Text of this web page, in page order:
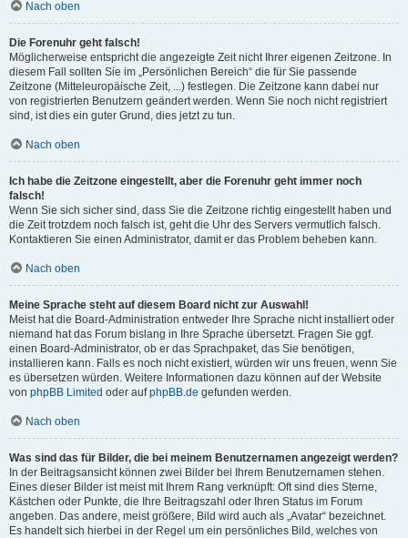
Nach oben
Die Forenuhr geht falsch!
Möglicherweise entspricht die angezeigte Zeit nicht Ihrer eigenen Zeitzone. In
diesem Fall sollten Sie im „Persönlichen Bereich“ die für Sie passende
Zeitzone (Mitteleuropäische Zeit, ...) festlegen. Die Zeitzone kann dabei nur
von registrierten Benutzern geändert werden. Wenn Sie noch nicht registriert
sind, ist dies ein guter Grund, dies jetzt zu tun.
Nach oben
Ich habe die Zeitzone eingestellt, aber die Forenuhr geht immer noch
falsch!
Wenn Sie sich sicher sind, dass Sie die Zeitzone richtig eingestellt haben und
die Zeit trotzdem noch falsch ist, geht die Uhr des Servers vermutlich falsch.
Kontaktieren Sie einen Administrator, damit er das Problem beheben kann.
Nach oben
Meine Sprache steht auf diesem Board nicht zur Auswahl!
Meist hat die Board-Administration entweder Ihre Sprache nicht installiert oder
niemand hat das Forum bislang in Ihre Sprache übersetzt. Fragen Sie ggf.
einen Board-Administrator, ob er das Sprachpaket, das Sie benötigen,
installieren kann. Falls es noch nicht existiert, würden wir uns freuen, wenn Sie
es übersetzen würden. Weitere Informationen dazu können auf der Website
von phpBB Limited oder aufphpBB.de gefunden werden.
Nach oben
Was sind das für Bilder, die bei meinem Benutzernamen angezeigt werden?
In der Beitragsansicht können zwei Bilder bei Ihrem Benutzernamen stehen.
Eines dieser Bilder ist meist mit Ihrem Rang verknüpft: Oft sind dies Sterne,
Kästchen oder Punkte, die Ihre Beitragszahl oder Ihren Status im Forum
angeben. Das andere, meist größere, Bild wird auch als „Avatar“ bezeichnet.
Es handelt sich hierbei in der Regel um ein persönliches Bild, welches von